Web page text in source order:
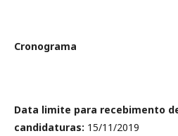
Cronograma
Data limite para recebimento
candidaturas: 15/11/2019